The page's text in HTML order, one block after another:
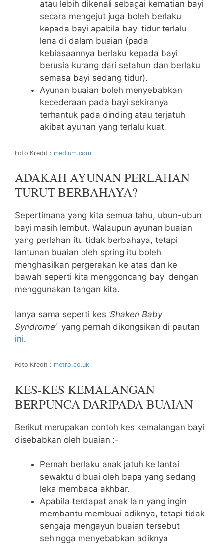
atau lebih dikenali sebagai kematian bayi
secara mengejut juga boleh berlaku
kepada bayi apabila bayi tidur terlalu
lena di dalam buaian (pada
kebiasaannya berlaku kepada bayi
berusia kurang dari setahun dan berlaku
semasa bayi sedang tidur).
Ayunan buaian boleh menyebabkan
kecederaan pada bayi sekiranya
terhantuk pada dinding atau terjatuh
akibat ayunan yang terlalu kuat.
Foto Kredit : medium.com
ADAKAH AYUNAN PERLAHAN
TURUT BERBAHAYA?
Sepertimana yang kita semua tahu, ubun-ubun
bayi masih lembut. Walaupun ayunan buaian
yang perlahan itu tidak berbahaya, tetapi
lantunan buaian oleh spring itu boleh
menghasilkan pergerakan ke atas dan ke
bawah seperti kita menggoncang bayi dengan
menggunakan tangan kita.
Ianya sama seperti kes ‘Shaken Baby
Syndrome’yang pernah dikongsikan di pautan
ini.
Foto Kredit : metro.co.uk
KES-KES KEMALANGAN
BERPUNCA DARIPADA BUAIAN
Berikut merupakan contoh kes kemalangan bayi
disebabkan oleh buaian :-
Pernah berlaku anak jatuh ke lantai
sewaktu dibuai oleh bapa yang sedang
leka membaca akhbar.
Apabila terdapat anak lain yang ingin
membantu membuai adiknya, tetapi tidak
sengaja mengayun buaian tersebut
sehingga menyebabkan adiknya